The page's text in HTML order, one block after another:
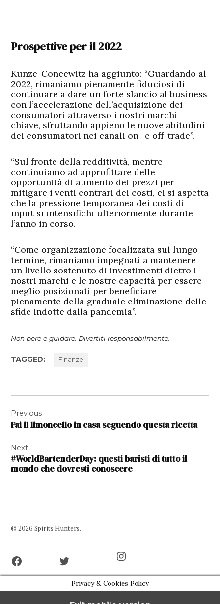
Prospettive per il 2022
Kunze-Concewitz ha aggiunto: “Guardando al
2022, rimaniamo pienamente fiduciosi di
continuare a dare un forte slancio al business
con l’accelerazione dell’acquisizione dei
consumatori attraverso i nostri marchi
chiave, sfruttando appieno le nuove abitudini
dei consumatori nei canali on- e off-trade”.
“Sul fronte della redditività, mentre
continuiamo ad approfittare delle
opportunità di aumento dei prezzi per
mitigare i venti contrari dei costi, ci si aspetta
che la pressione temporanea dei costi di
input si intensifichi ulteriormente durante
l’anno in corso.
“Come organizzazione focalizzata sul lungo
termine, rimaniamo impegnati a mantenere
un livello sostenuto di investimenti dietro i
nostri marchi e le nostre capacità per essere
meglio posizionati per beneficiare
pienamente della graduale eliminazione delle
sfide indotte dalla pandemia”.
Non bere e guidare. Divertiti responsabilmente.
TAGGED: Finanze
articoli
Previous
Fai il limoncello in casa seguendo questa ricetta
Next
#WorldBartenderDay: questi baristi di tutto il
mondo che dovresti conoscere
© 2026 Spirits Hunters.
Privacy & Cookies Policy